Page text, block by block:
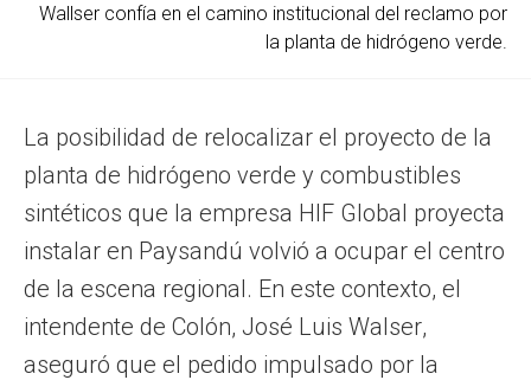
Wallser confía en el camino institucional del reclamo por
la planta de hidrógeno verde.
La posibilidad de relocalizar el proyecto de la
planta de hidrógeno verde y combustibles
sintéticos que la empresa HIF Global proyecta
instalar en Paysandú volvió a ocupar el centro
de la escena regional. En este contexto, el
intendente de Colón, José Luis Walser,
aseguró que el pedido impulsado por la